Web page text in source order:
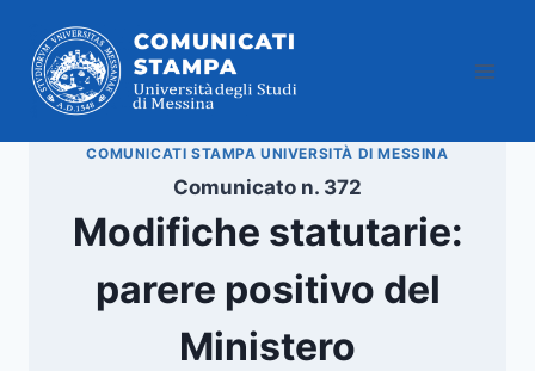
contenuto
COMUNICATI STAMPA UNIVERSITÀ DI MESSINA
Comunicato n. 372
Modifiche statutarie:
parere positivo del
Ministero